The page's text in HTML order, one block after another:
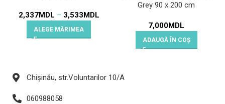
2,337MDL – 3,533 MDL
ALEGE MĂRIMEA
Grey 90 x 200 cm
7,000MDL
ADAUGĂ ÎN COȘ
Chișinău, str.Voluntarilor 10/A
060988058